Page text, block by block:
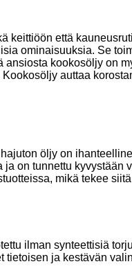
keittiöön että
ominaisuuksia. Se
kookosöljy on
auttaa
öljy on
on tunnettu kyvystään
mikä tekee
ilman synteettisiä
tietoisen ja kestävän